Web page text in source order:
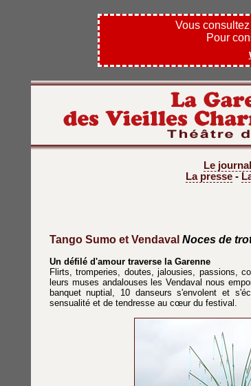
Vous
Pour
Le journal
La presse-
Tango Sumo et Vendaval Noces de
Un défilé d'amour traverse la Garenne
Flirts, tromperies, doutes, jalousies, passions,
leurs muses andalouses les Vendaval nous
banquet nuptial, 10 danseurs s'envolent et
sensualité et de tendresse au cœur du festival.